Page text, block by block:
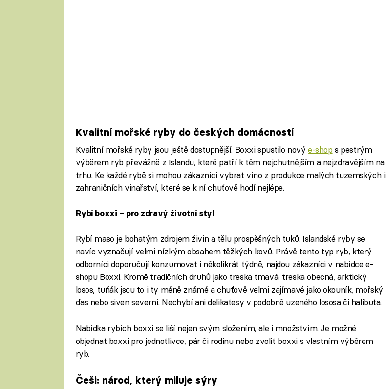
Kvalitní mořské ryby do českých domácností
Kvalitní mořské ryby jsou ještě dostupnější. Boxxi spustilo novýe-shop s pestrým
výběrem ryb převážně z Islandu, které patří k těm nejchutnějším a nejzdravějším na
trhu. Ke každé rybě si mohou zákazníci vybrat víno z produkce malých tuzemských i
zahraničních vinařství, které se k ní chuťově hodí nejlépe.
Rybí boxxi – pro zdravý životní styl
Rybí maso je bohatým zdrojem živin a tělu prospěšných tuků. Islandské ryby se
navíc vyznačují velmi nízkým obsahem těžkých kovů. Právě tento typ ryb, který
odborníci doporučují konzumovat i několikrát týdně, najdou zákazníci v nabídce e-
shopu Boxxi. Kromě tradičních druhů jako treska tmavá, treska obecná, arktický
losos, tuňák jsou to i ty méně známé a chuťově velmi zajímavé jako okouník, mořský
ďas nebo siven severní. Nechybí ani delikatesy v podobně uzeného lososa či halibuta.
Nabídka rybích boxxi se liší nejen svým složením, ale i množstvím. Je možné
objednat boxxi pro jednotlivce, pár či rodinu nebo zvolit boxxi s vlastním výběrem
ryb.
Češi: národ, který miluje sýry